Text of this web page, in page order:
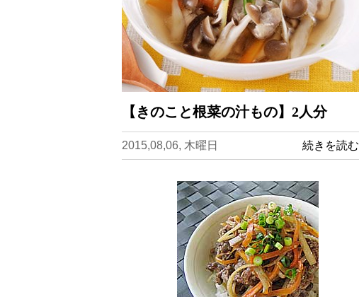
【きのこと根菜の汁もの】2人分
2015,08,06, 木曜日 続きを読む